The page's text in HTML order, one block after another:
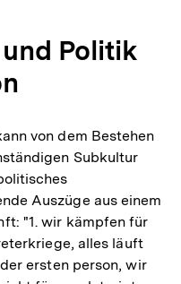
Politik
von dem Bestehen
Subkultur
Auszüge aus einem
"1. wir kämpfen für
alles läuft
ersten person, wir